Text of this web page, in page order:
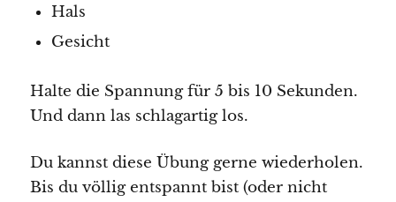
Hals
Gesicht
Halte die Spannung für 5 bis 10 Sekunden.
Und dann las schlagartig los.
Du kannst diese Übung gerne wiederholen.
Bis du völlig entspannt bist (oder nicht